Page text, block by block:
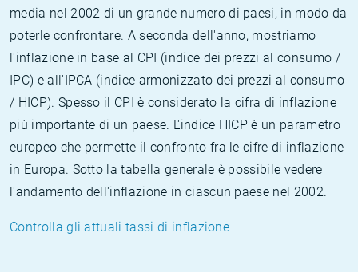
media nel 2002 di un grande numero di paesi, in modo da
poterle confrontare. A seconda dell'anno, mostriamo
l'inflazione in base al CPI (indice dei prezzi al consumo /
IPC) e all'IPCA (indice armonizzato dei prezzi al consumo
/ HICP). Spesso il CPI è considerato la cifra di inflazione
più importante di un paese. L'indice HICP è un parametro
europeo che permette il confronto fra le cifre di inflazione
in Europa. Sotto la tabella generale è possibile vedere
l'andamento dell'inflazione in ciascun paese nel 2002.
Controlla gli attuali tassi di inflazione